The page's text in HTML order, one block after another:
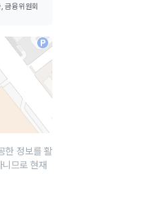
금융위원회
한 정보를 활
므로 현재